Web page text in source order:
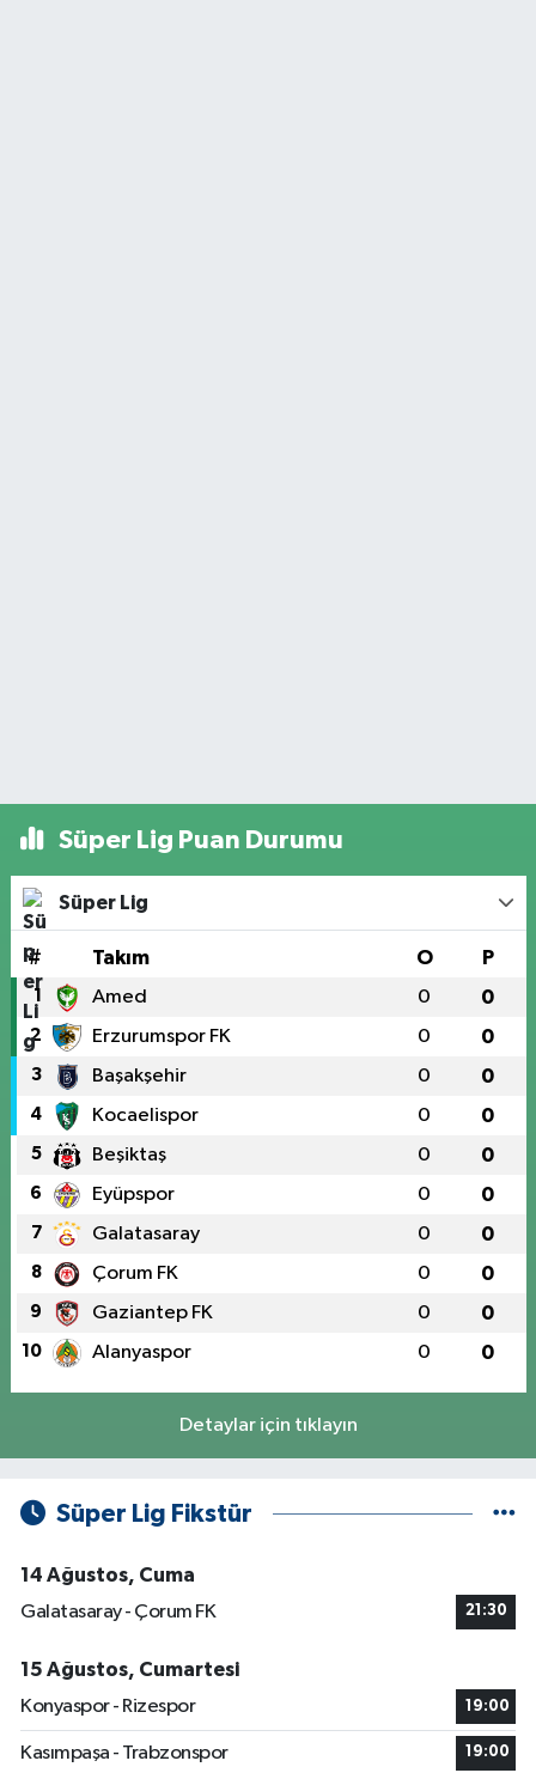
Süper Lig Puan Durumu
Süper Lig
# Takım O P
1 Amed 0 0
2 Erzurumspor FK 0 0
3 Başakşehir 0 0
4 Kocaelispor 0 0
5 Beşiktaş 0 0
6 Eyüpspor 0 0
7 Galatasaray 0 0
8 Çorum FK 0 0
9 Gaziantep FK 0 0
10 Alanyaspor 0 0
Detaylar için tıklayın
Süper Lig Fikstür
14 Ağustos, Cuma
Galatasaray - Çorum FK
21:30
15 Ağustos, Cumartesi
Konyaspor - Rizespor
19:00
Kasımpaşa - Trabzonspor 19:00